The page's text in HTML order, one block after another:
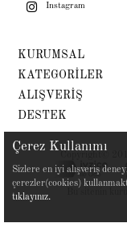
Instagram
KURUMSAL
KATEGORİLER
ALIŞVERİŞ
DESTEK
Copyright©
Çerez Kullanımı
Sizlere en iyi alışveriş
çerezler(cookies)
tıklayınız.